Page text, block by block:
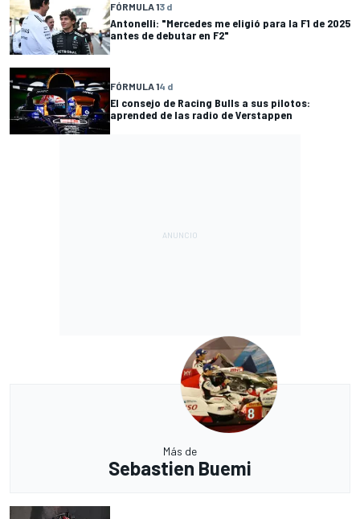
FÓRMULA 13 d
Antonelli: "Mercedes me eligió para la F1 de 2025
antes de debutar en F2"
FÓRMULA 14 d
El consejo de Racing Bulls a sus pilotos:
aprended de las radio de Verstappen
Más de
Sebastien Buemi